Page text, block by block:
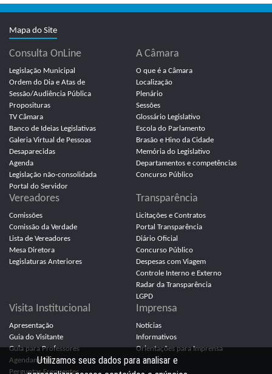
Mapa do Site
Consulta OnLine
Legislação Municipal
Ordem do Dia e Atas de
Sessão/Audiência Pública
Proposituras
TV Câmara
Banco de Ideias Legislativas
Galeria Virtual de Pessoas
Desaparecidas
Agenda
Legislação não-consolidada
Portal do Servidor
A Câmara
O que é a Câmara
Localização
Plenário
Sessões
Glossário Legislativo
Escola do Parlamento
Brasão e Hino da Cidade
Memória do Legislativo
Departamentos e competências
Concurso Público
Vereadores
Comissões
Comissão da Verdade
Lista de Vereadores
Mesa Diretora
Legislaturas Anteriores
Transparência
Licitações e Contratos
Portal Transparência
Diário Oficial
Concurso Público
Despesas com Viagem
Controle Interno e Externo
Radar da Transparência
LGPD
Visita Institucional
Apresentação
Guia do Visitante
Guia para Professores
Agendamento
Perguntas Frequentes
Imprensa
Notícias
Informativos
Orientações para Imprensa
Utilizamos seus dados para analisar e